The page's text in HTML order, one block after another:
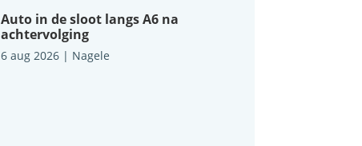
Auto in de sloot langs A6 na
achtervolging
6 aug 2026| Nagele